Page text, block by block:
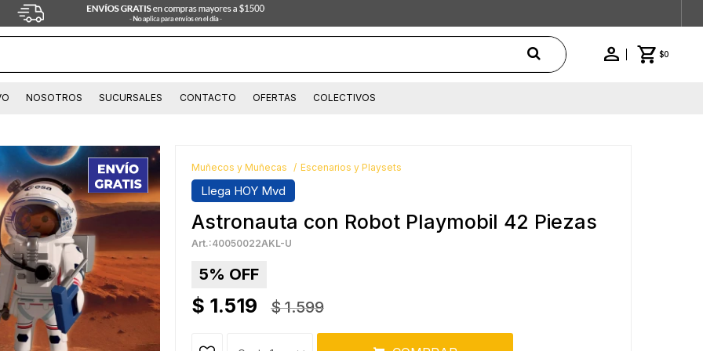
$0
NOSOTROS SUCURSALES CONTACTO OFERTAS COLECTIVOS
Muñecos y Muñecas Escenarios y Playsets
Llega HOY Mvd
Astronauta con Robot Playmobil 42 Piezas
40050022AKL-U
5
$ 1.519 $ 1.599